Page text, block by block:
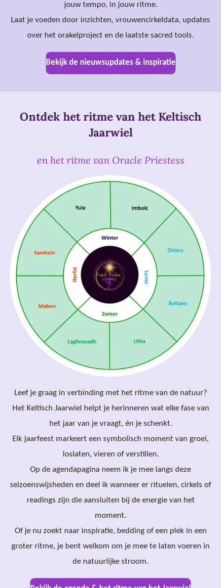
jouw tempo, in jouw ritme.
Laat je voeden door inzichten, vrouwencirkeldata, updates
over het orakelproject en de laatste sacred tools.
Bekijk de nieuwsupdates & inspiratie
Ontdek het ritme van het Keltisch
Jaarwiel
en het ritme van Oracle Priestess
Leef je graag in verbinding met het ritme van de natuur?
Het Keltisch Jaarwiel helpt je herinneren wat elke fase van
het jaar van je vraagt, én je schenkt.
Elk jaarfeest markeert een symbolisch moment van groei,
loslaten, vieren of verstillen.
Op de agendapagina neem ik je mee langs deze
seizoenswijsheden en deel ik wanneer er rituelen, cirkels of
readings zijn die aansluiten bij de energie van het
moment.
Of je nu zoekt naar inspiratie, bedding of een plek in een
groter ritme, je bent welkom om je mee te laten voeren in
de natuurlijke stroom.